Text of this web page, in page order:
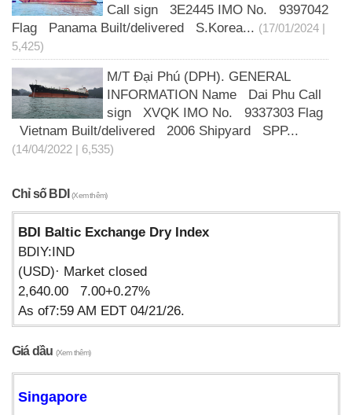
Call sign 3E2445 IMO No. 9397042
Flag Panama Built/delivered S.Korea... (17/01/2024 |
5,425)
M/T Đại Phú (DPH). GENERAL
INFORMATION Name Dai Phu Call
sign XVQK IMO No. 9337303 Flag
Vietnam Built/delivered 2006 Shipyard SPP...
(14/04/2022 | 6,535)
Chỉ số BDI(Xem thêm)
BDI Baltic Exchange Dry Index
BDIY:IND
(USD)· Market closed
2,640.00 7.00+0.27%
As of7:59 AM EDT 04/21/26.
Giá dầu (Xem thêm)
Singapore